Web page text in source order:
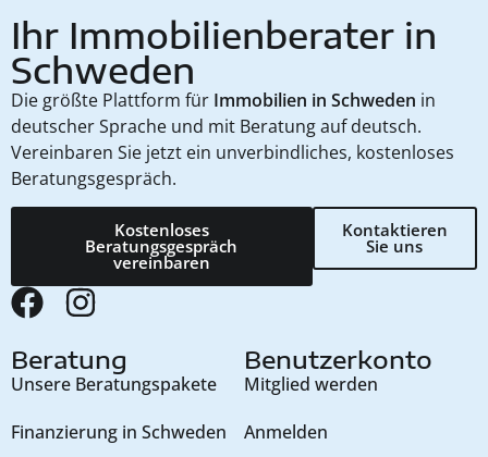
Ihr Immobilienberater in
Schweden
Die größte Plattform für Immobilien in Schweden in
deutscher Sprache und mit Beratung auf deutsch.
Vereinbaren Sie jetzt ein unverbindliches, kostenloses
Beratungsgespräch.
Kostenloses
Beratungsgespräch
vereinbaren
Kontaktieren
Sie uns
Beratung
Unsere Beratungspakete
Finanzierung in Schweden
Benutzerkonto
Mitglied werden
Anmelden